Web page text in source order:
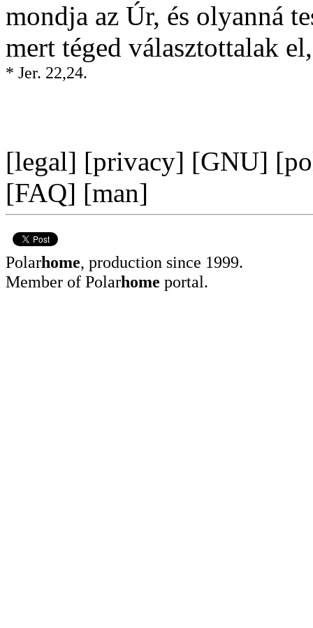
mondja az Úr, és olyanná
mert téged választottalak
* Jer. 22,24.
[legal] [privacy] [GNU] [
[FAQ] [man]
Polarhome, production since 1999.
Member of Polarhome portal.